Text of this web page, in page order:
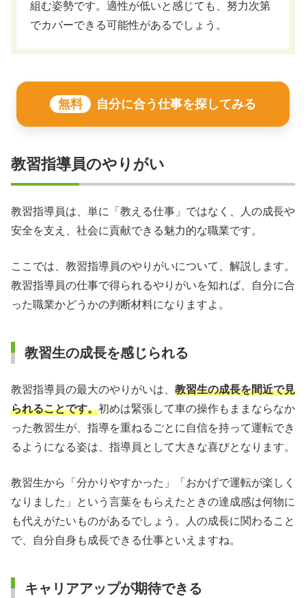
組む姿勢です。適性が低いと感じても、努力次第
でカバーできる可能性があるでしょう。
無料 自分に合う仕事を探してみる
教習指導員のやりがい
教習指導員は、単に「教える仕事」ではなく、人の成長や
安全を支え、社会に貢献できる魅力的な職業です。
ここでは、教習指導員のやりがいについて、解説します。
教習指導員の仕事で得られるやりがいを知れば、自分に合
った職業かどうかの判断材料になりますよ。
教習生の成長を感じられる
教習指導員の最大のやりがいは、 教習生の成長を間近で見
られることです。初めは緊張して車の操作もままならなか
った教習生が、指導を重ねるごとに自信を持って運転でき
るようになる姿は、指導員として大きな喜びとなります。
教習生から「分かりやすかった」「おかげで運転が楽しく
なりました」という言葉をもらえたときの達成感は何物に
も代えがたいものがあるでしょう。人の成長に関わること
で、自分自身も成長できる仕事といえますね。
キャリアアップが期待できる